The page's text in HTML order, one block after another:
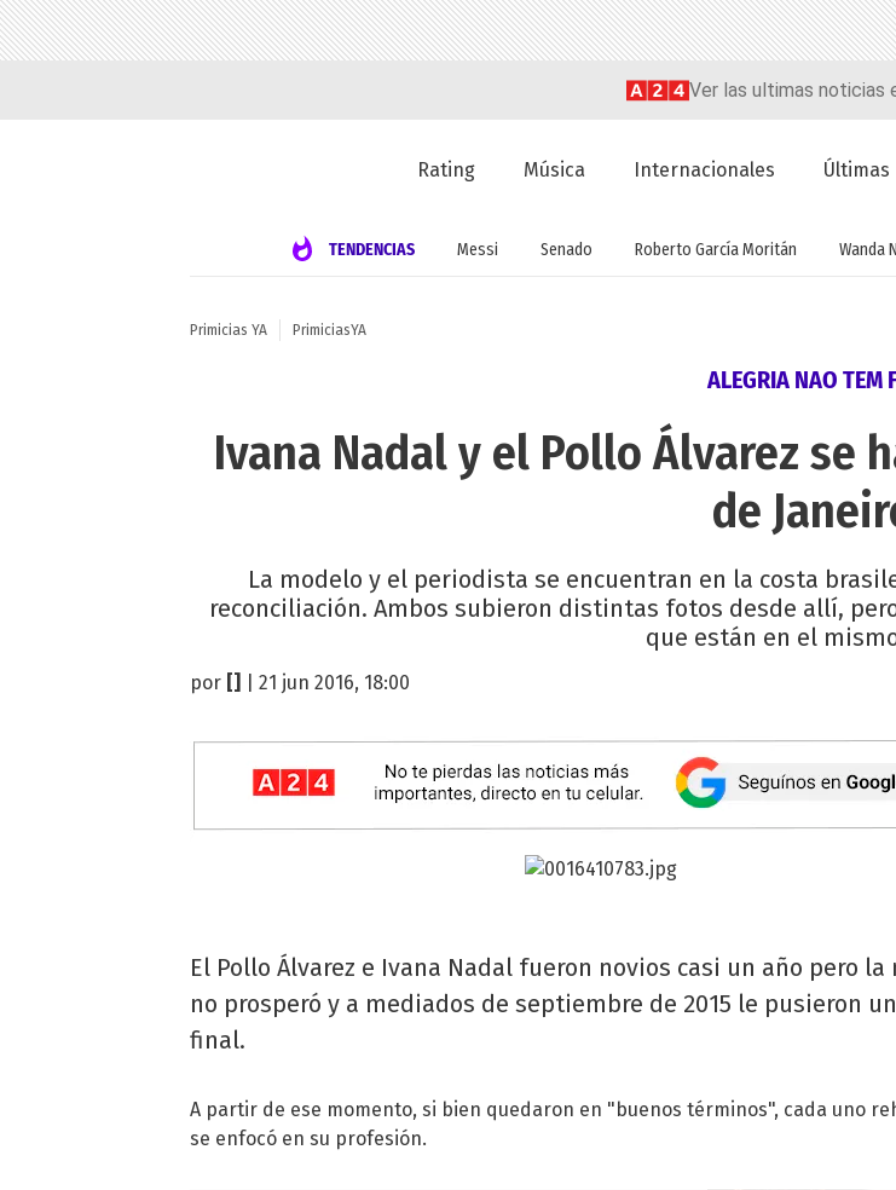
Ver las ultimas noticias
Rating Música Internacionales Últimas
TENDENCIAS Messi Senado Roberto García Moritán Wanda
Primicias YA PrimiciasYA
ALEGRIA NAO TEM
Ivana Nadal y el Pollo Álvarez se
de
La modelo y el periodista se encuentran en la costa
reconciliación. Ambos subieron distintas fotos desde allí,
que están en el
por | 21 jun 2016, 18:00
El Pollo Álvarez e Ivana Nadal fueron novios casi un año pero la
no prosperó y a mediados de septiembre de 2015 le pusieron
final.
A partir de ese momento, si bien quedaron en "buenos términos", cada uno
se enfocó en su profesión.